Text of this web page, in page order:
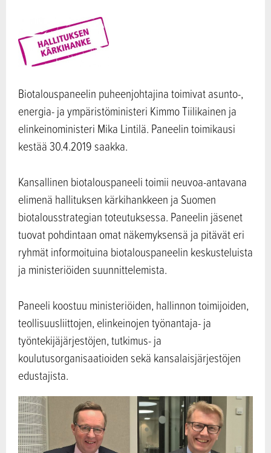
Biotalouspaneelin puheenjohtajina toimivat asunto-,
energia- ja ympäristöministeri Kimmo Tiilikainen ja
elinkeinoministeri Mika Lintilä. Paneelin toimikausi
kestää 30.4.2019 saakka.
Kansallinen biotalouspaneeli toimii neuvoa-antavana
elimenä hallituksen kärkihankkeen ja Suomen
biotalousstrategian toteutuksessa. Paneelin jäsenet
tuovat pohdintaan omat näkemyksensä ja pitävät eri
ryhmät informoituina biotalouspaneelin keskusteluista
ja ministeriöiden suunnittelemista.
Paneeli koostuu ministeriöiden, hallinnon toimijoiden,
teollisuusliittojen, elinkeinojen työnantaja- ja
työntekijäjärjestöjen, tutkimus- ja
koulutusorganisaatioiden sekä kansalaisjärjestöjen
edustajista.